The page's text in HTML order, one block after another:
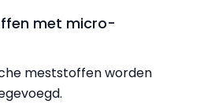
met micro-
meststoffen worden